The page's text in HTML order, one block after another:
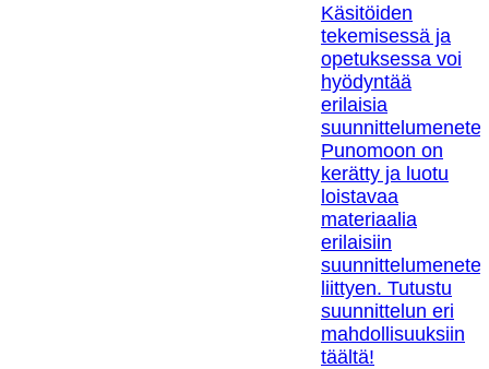
Käsitöiden
tekemisessä ja
opetuksessa voi
hyödyntää
erilaisia
Punomoon on
kerätty ja luotu
loistavaa
materiaalia
erilaisiin
liittyen. Tutustu
suunnittelun eri
mahdollisuuksiin
täältä!